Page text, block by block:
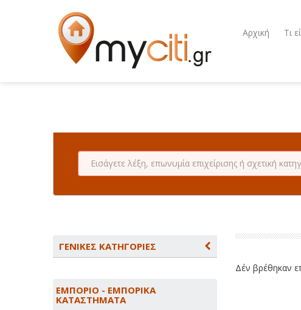
Αρχική Τι
ΓΕΝΙΚΕΣ ΚΑΤΗΓΟΡΙΕΣ
ΑΘΛΗΤΙΣΜΟΣ
ΕΜΠΟΡΙΟ - ΕΜΠΟΡΙΚΑ
ΚΑΤΑΣΤΗΜΑΤΑ
Δέν βρέθηκαν